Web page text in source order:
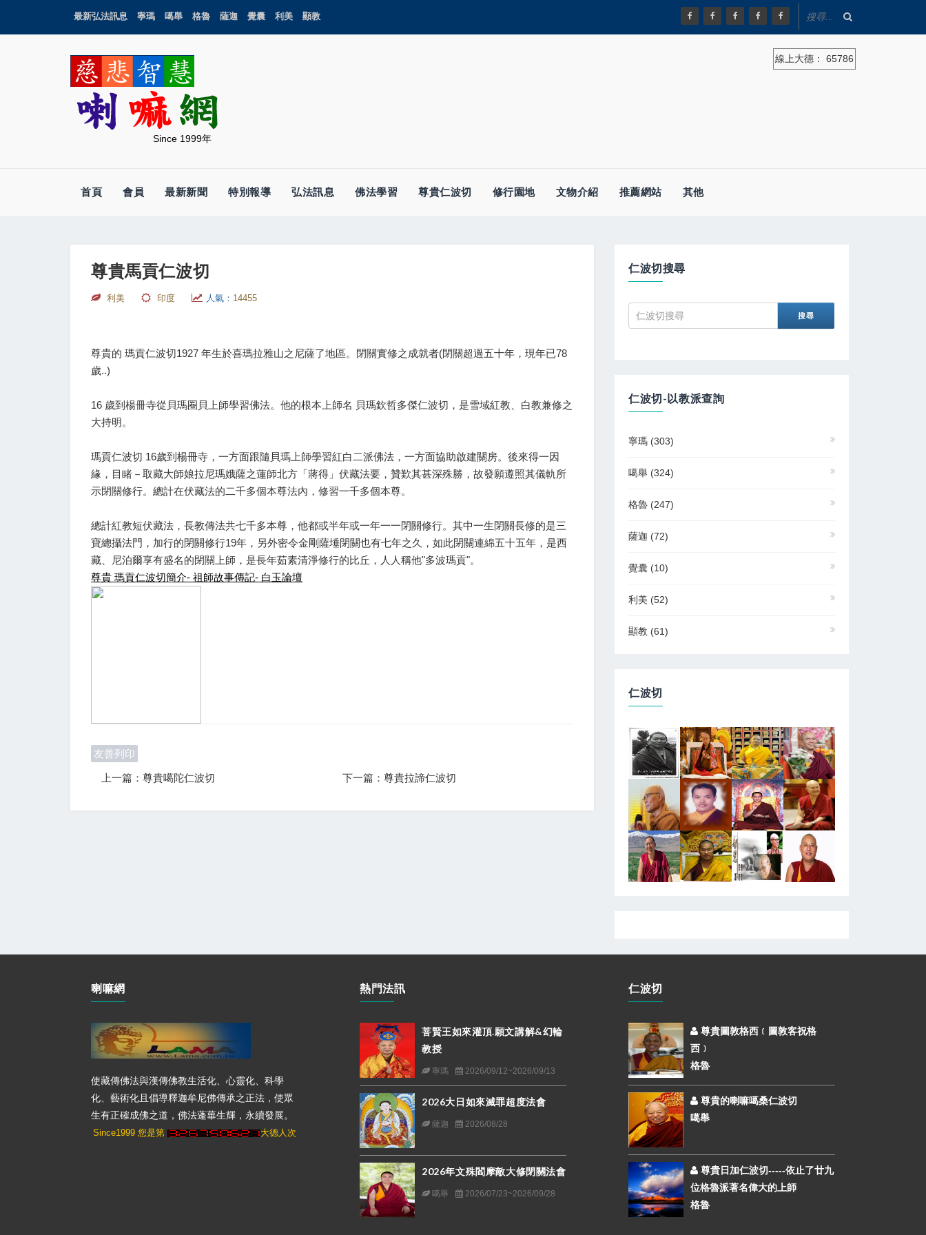
最新弘法訊息 寧瑪 噶舉 格魯 薩迦 覺囊 利美 顯教
Since 1999年
線上大德： 65786
首頁 會員 最新新聞 特別報導 弘法訊息 佛法學習 尊貴仁波切 修行園地 文物介紹 推薦網站 其他
尊貴馬貢仁波切
利美 印度 人氣： 14455
尊貴的 瑪貢仁波切1927 年生於喜瑪拉雅山之尼薩了地區。閉關實修之成就者(閉關超過五十年，現年已78
歲..)
16 歲到楊冊寺從貝瑪圈貝上師學習佛法。他的根本上師名 貝瑪欽哲多傑仁波切，是雪域紅教、白教兼修之
大持明。
瑪貢仁波切 16歲到楊冊寺，一方面跟隨貝瑪上師學習紅白二派佛法，一方面協助啟建關房。後來得一因
緣，目睹－取藏大師娘拉尼瑪娥薩之蓮師北方「蔣得」伏藏法要，贊歎其甚深殊勝，故發願遵照其儀軌所
示閉關修行。總計在伏藏法的二千多個本尊法內，修習一千多個本尊。
總計紅教短伏藏法，長教傳法共七千多本尊，他都或半年或一年一一閉關修行。其中一生閉關長修的是三
寶總攝法門，加行的閉關修行19年，另外密令金剛薩埵閉關也有七年之久，如此閉關連綿五十五年，是西
藏、尼泊爾享有盛名的閉關上師，是長年茹素清淨修行的比丘，人人稱他"多波瑪貢"。
尊貴 瑪貢仁波切簡介- 祖師故事傳記- 白玉論壇
友善列印
上一篇：尊貴噶陀仁波切 下一篇：尊貴拉諦仁波切
仁波切搜尋
仁波切-以教派查詢
寧瑪 (303)
噶舉 (324)
格魯 (247)
薩迦 (72)
覺囊 (10)
利美 (52)
顯教 (61)
仁波切
喇嘛網
使藏傳佛法與漢傳佛教生活化、心靈化、科學
化、藝術化且倡導釋迦牟尼佛傳承之正法，使眾
生有正確成佛之道，佛法蓬蓽生輝，永續發展。
Since1999 您是第 大德人次
熱門法訊
菩賢王如來灌頂.願文講解&幻輪
教授
寧瑪 2026/09/12~2026/09/13
2026大日如來滅罪超度法會
薩迦 2026/08/28
2026年文殊閻摩敵大修閉關法會
噶舉 2026/07/23~2026/09/28
仁波切
尊貴圖敦格西﹝圖敦客祝格
西﹞
格魯
尊貴的喇嘛噶桑仁波切
噶舉
尊貴日加仁波切-----依止了廿九
位格魯派著名偉大的上師
格魯